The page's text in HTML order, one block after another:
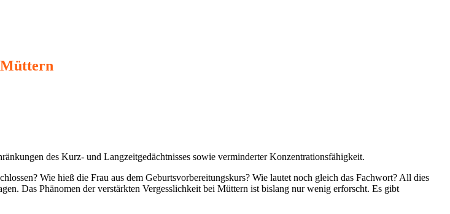
Müttern
des Kurz- und Langzeitgedächtnisses sowie verminderter Konzentrationsfähigkeit.
Wie hieß die Frau aus dem Geburtsvorbereitungskurs? Wie lautet noch gleich das Fachwort? All dies
Das Phänomen der verstärkten Vergesslichkeit bei Müttern ist bislang nur wenig erforscht. Es gibt